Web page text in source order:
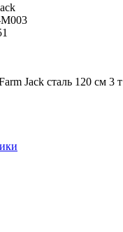
Jack сталь 120 см 3 т